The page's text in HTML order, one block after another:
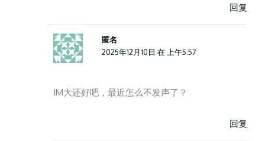
回复
匿名
2025年12月10日 在 上午5:57
IM大还好吧，最近怎么不发声了？
回复